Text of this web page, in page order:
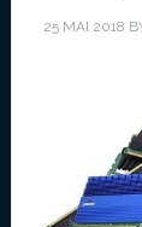
25 MAI 2018